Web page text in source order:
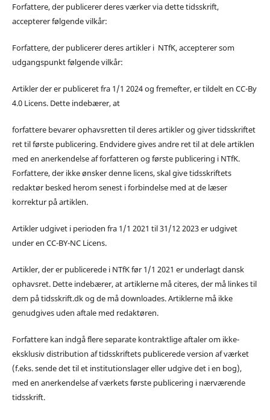
Forfattere, der publicerer deres værker via dette tidsskrift,
accepterer følgende vilkår:
Forfattere, der publicerer deres artikler i NTfK, accepterer som
udgangspunkt følgende vilkår:
Artikler der er publiceret fra 1/1 2024 og fremefter, er tildelt en CC-By
4.0 Licens. Dette indebærer, at
forfattere bevarer ophavsretten til deres artikler og giver tidsskriftet
ret til første publicering. Endvidere gives andre ret til at dele artiklen
med en anerkendelse af forfatteren og første publicering i NTfK.
Forfattere, der ikke ønsker denne licens, skal give tidsskriftets
redaktør besked herom senest i forbindelse med at de læser
korrektur på artiklen.
Artikler udgivet i perioden fra 1/1 2021 til 31/12 2023 er udgivet
under en CC-BY-NC Licens.
Artikler, der er publicerede i NTfK før 1/1 2021 er underlagt dansk
ophavsret. Dette indebærer, at artiklerne må citeres, der må linkes til
dem på tidsskrift.dk og de må downloades. Artiklerne må ikke
genudgives uden aftale med redaktøren.
Forfattere kan indgå flere separate kontraktlige aftaler om ikke-
eksklusiv distribution af tidsskriftets publicerede version af værket
(f.eks. sende det til et institutionslager eller udgive det i en bog),
med en anerkendelse af værkets første publicering i nærværende
tidsskrift.